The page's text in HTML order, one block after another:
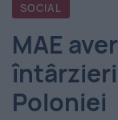
România
-
Evenimentul
Zilei
SOCIAL
MAE
Poloniei